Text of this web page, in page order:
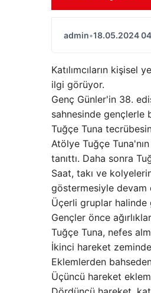
admin•18.05.2024
Katılımcıların
ilgi görüyor.
Genç Günler'in 38.
sahnesinde gençlerle
Tuğçe Tuna
Atölye Tuğçe
tanıttı. Daha sonra
Saat, takı ve
göstermesiyle devam
Üçerli gruplar halinde
Gençler önce
Tuğçe Tuna, nefes
İkinci hareket
Eklemlerden
Üçüncü hareket